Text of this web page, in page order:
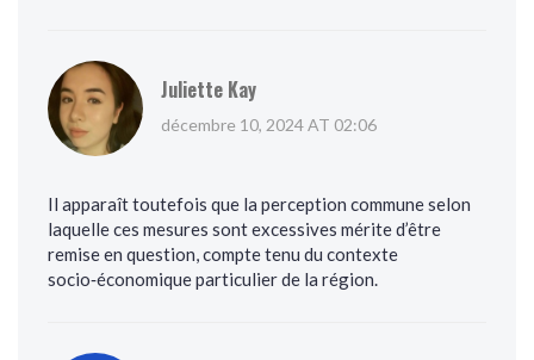
Juliette Kay
décembre 10, 2024 AT 02:06
Il apparaît toutefois que la perception commune selon
laquelle ces mesures sont excessives mérite d’être
remise en question, compte tenu du contexte
socio‑économique particulier de la région.